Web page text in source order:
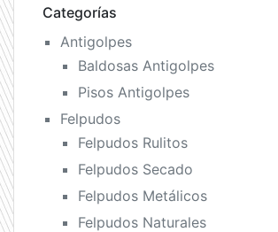
Categorías
Antigolpes
Baldosas Antigolpes
Pisos Antigolpes
Felpudos
Felpudos Rulitos
Felpudos Secado
Felpudos Metálicos
Felpudos Naturales